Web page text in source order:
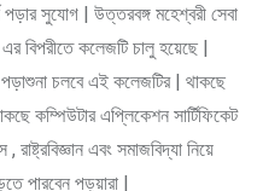
সুযোগ | উত্তরবঙ্গ মহেশ্বরী সেবা
বিপরীতে কলেজটি চালু হয়েছে |
চলবে এই কলেজটির | থাকছে
কম্পিউটার এপ্লিকেশন সার্টিফিকেট
এবং সমাজবিদ্যা নিয়ে
পারবেন পড়ুয়ারা |